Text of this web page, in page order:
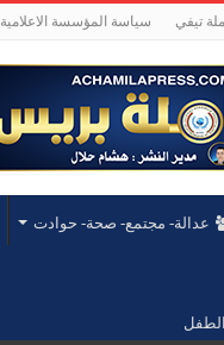
تيفي سياسة المؤسسة الاعلامية
عدالة- مجتمع- صحة- حوادت